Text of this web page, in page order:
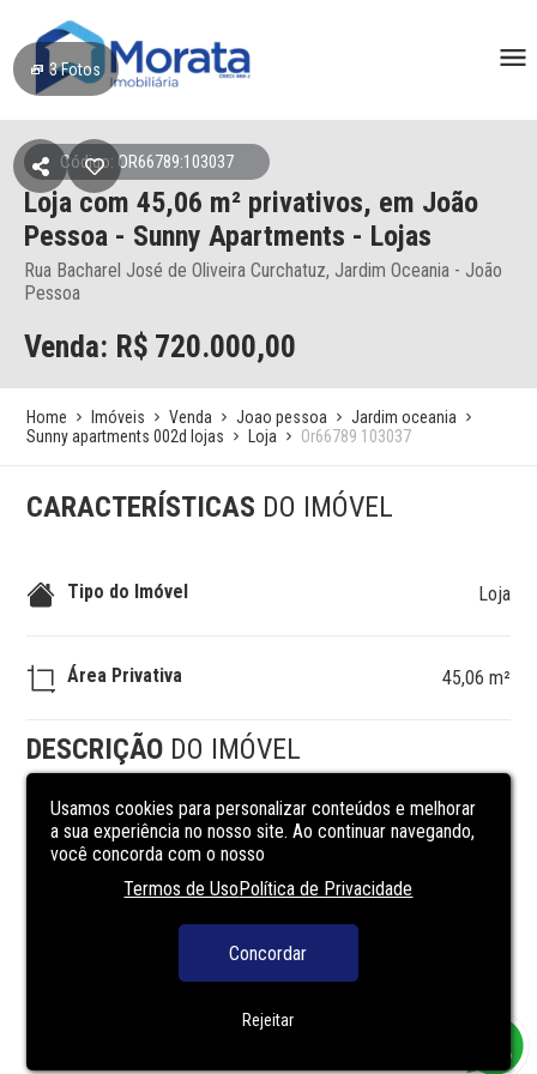
3Fotos
Código: OR66789:103037
Loja com 45,06 m² privativos, em João
Pessoa - Sunny Apartments - Lojas
Rua Bacharel José de Oliveira Curchatuz, Jardim Oceania - João
Pessoa
Venda: R$ 720.000,00
Home Imóveis Venda Joao pessoa
Jardim oceania
Sunny apartments 002d lojas
Loja Or66789 103037
CARACTERÍSTICAS DO IMÓVEL
Tipo do Imóvel Loja
Área Privativa 45,06 m²
DESCRIÇÃO DO IMÓVEL
Um empreendimento completo com toda segurança,
conforto e lazer que você merece. Preço e disponibilidade
do imóvel sujeitos a alteração sem aviso prévio.
Usamos cookies para personalizar conteúdos e melhorar
a sua experiência no nosso site. Ao continuar navegando,
você concorda com o nosso
Termos de UsoPolítica de Privacidade
Concordar
Rejeitar